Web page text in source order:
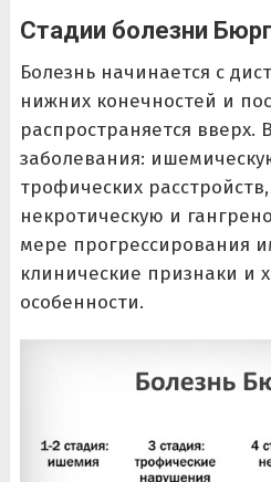
Стадии болезни
Болезнь начинается с
нижних конечностей и
распространяется вверх.
заболевания:
трофических
некротическую и
мере прогрессирования
клинические признаки и
особенности.